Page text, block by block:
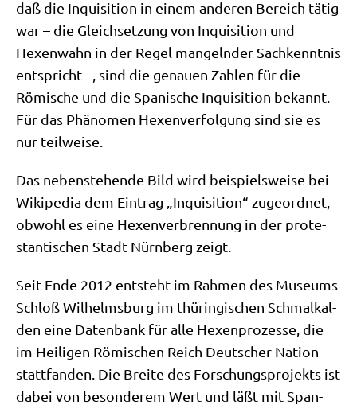
daß die Inqui­si­ti­on in einem ande­ren Bereich tätig
war – die Gleich­set­zung von Inqui­si­ti­on und
Hexen­wahn in der Regel man­geln­der Sach­kennt­nis
ent­spricht –, sind die genau­en Zah­len für die
Römi­sche und die Spa­ni­sche Inqui­si­ti­on bekannt.
Für das Phä­no­men Hexen­ver­fol­gung sind sie es
nur teilweise.
Das neben­ste­hen­de Bild wird bei­spiels­wei­se bei
Wiki­pe­dia dem Ein­trag „Inqui­si­ti­on“ zuge­ord­net,
obwohl es eine Hexen­ver­bren­nung in der pro­te­
stan­ti­schen Stadt Nürn­berg zeigt.
Seit Ende 2012 ent­steht im Rah­men des Muse­ums
Schloß Wil­helms­burg im thü­rin­gi­schen Schmal­kal­
den eine Daten­bank für alle Hexen­pro­zes­se, die
im Hei­li­gen Römi­schen Reich Deut­scher Nati­on
statt­fan­den. Die Brei­te des For­schungs­pro­jekts ist
dabei von beson­de­rem Wert und läßt mit Span­